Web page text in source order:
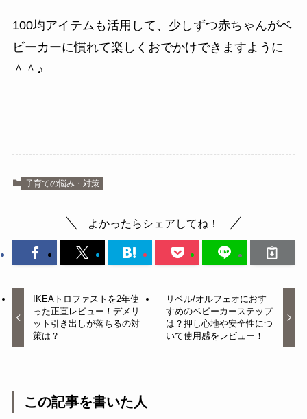
100均アイテムも活用して、少しずつ赤ちゃんがベ
ビーカーに慣れて楽しくおでかけできますように
＾＾♪
子育ての悩み・対策
よかったらシェアしてね！
IKEAトロファストを2年使
った正直レビュー！デメリ
ット引き出しが落ちるの対
策は？
リベル/オルフェオにおす
すめのベビーカーステップ
は？押し心地や安全性につ
いて使用感をレビュー！
この記事を書いた人